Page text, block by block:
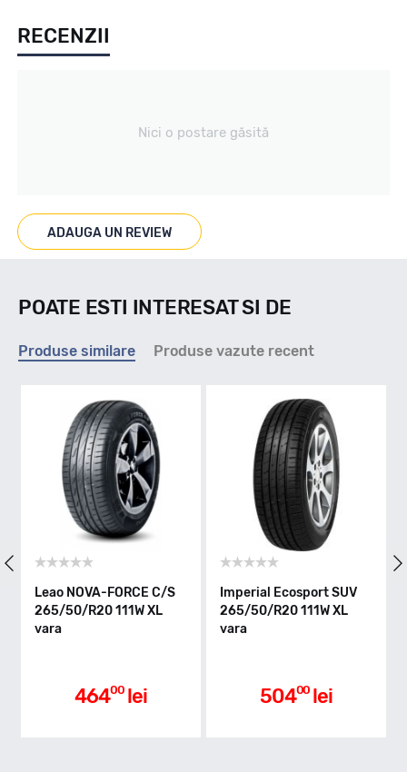
Vara
Marcaje
Indice viteza
Y - max 300km/h
Indice greutate
C
Aderenta pe carosabil ud
RECENZII
Nici o postare găsită
ADAUGA UN REVIEW
POATE ESTI INTERESAT SI DE
Produse similare Produse vazute recent
Leao NOVA-FORCE C/S
265/50/R20 111W XL
vara
46400 lei
Imperial Ecosport SUV
265/50/R20 111W XL
vara
50400 lei